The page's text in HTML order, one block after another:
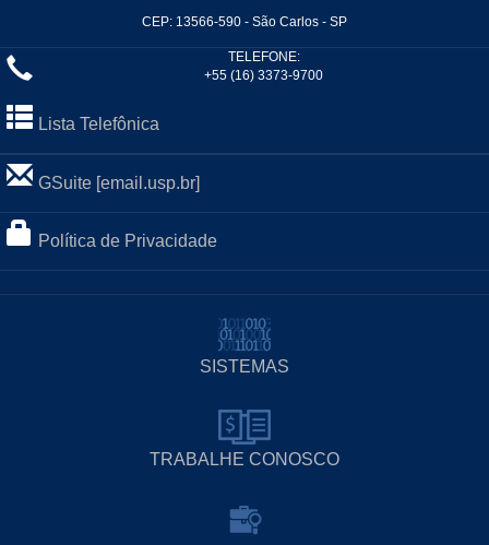
CEP: 13566-590 - São Carlos - SP
TELEFONE:
+55 (16) 3373-9700
Lista Telefônica
GSuite [email.usp.br]
Política de Privacidade
SISTEMAS
TRABALHE CONOSCO